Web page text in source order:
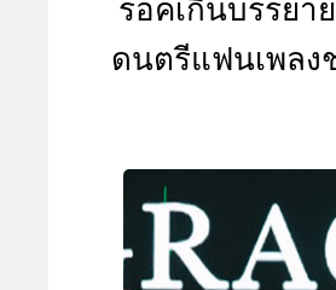
ร็อคเกินบรรยา
ดนตรีแฟนเพลง